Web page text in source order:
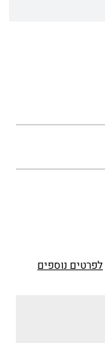
לפרטים נוספים